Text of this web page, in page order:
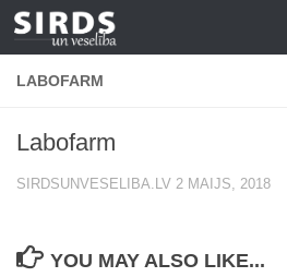
Skip to content
LABOFARM
Labofarm
SIRDSUNVESELIBA.LV 2 MAIJS, 2018
YOU MAY ALSO LIKE...